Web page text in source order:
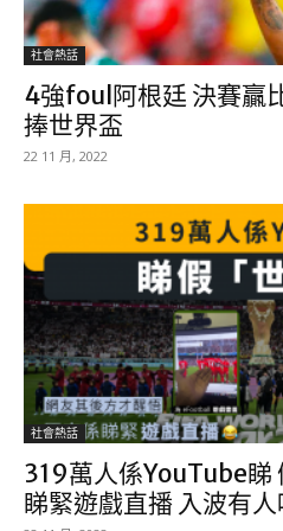
社會熱話
4強foul阿根廷 決賽贏
捧世界盃
22 11 月, 2022
社會熱話
319萬人係YouTube睇
睇緊遊戲直播 入波有